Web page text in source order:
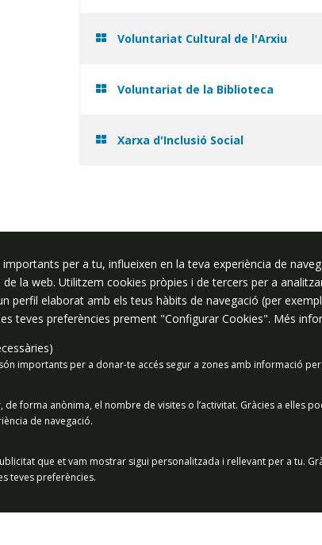
Voluntariat Cultural de l'Arxiu
Voluntariat de la Biblioteca
Xarxa d'Inclusió Social
de l'Ajuntament 6, 08340 Vilassar
542 400
Mapa del lloc Política de Privacitat Política de Xarxes
per a tu, influeixen en la teva experiència de
de la web. Utilitzem cookies pròpies i de tercers per a
perfil elaborat amb els teus hàbits de navegació (per
teves preferències prement "Configurar Cookies". Més
importants per a donar-te accés segur a zones amb informació
de forma anònima, el nombre de visites o l’activitat. Gràcies a elles
de navegació.
que et vam mostrar sigui personalitzada i rellevant per a tu.
teves preferències.